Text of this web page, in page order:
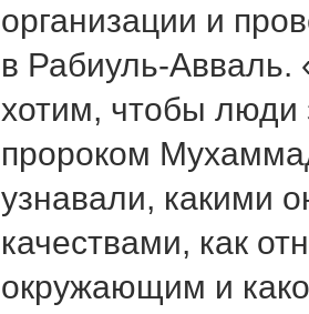
организации и
в Рабиуль-Авваль.
хотим, чтобы
пророком
узнавали, какими
качествами, как
окружающим и